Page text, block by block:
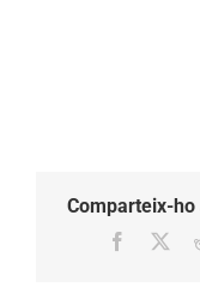
Comparteix-
Facebook